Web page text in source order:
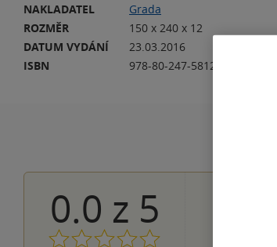
NAKLADATEL
Grada
ROZMĚR
150 x 240 x 12
DATUM VYDÁNÍ
23.03.2016
ISBN
978-80-247-5812-1
0.0 z 5